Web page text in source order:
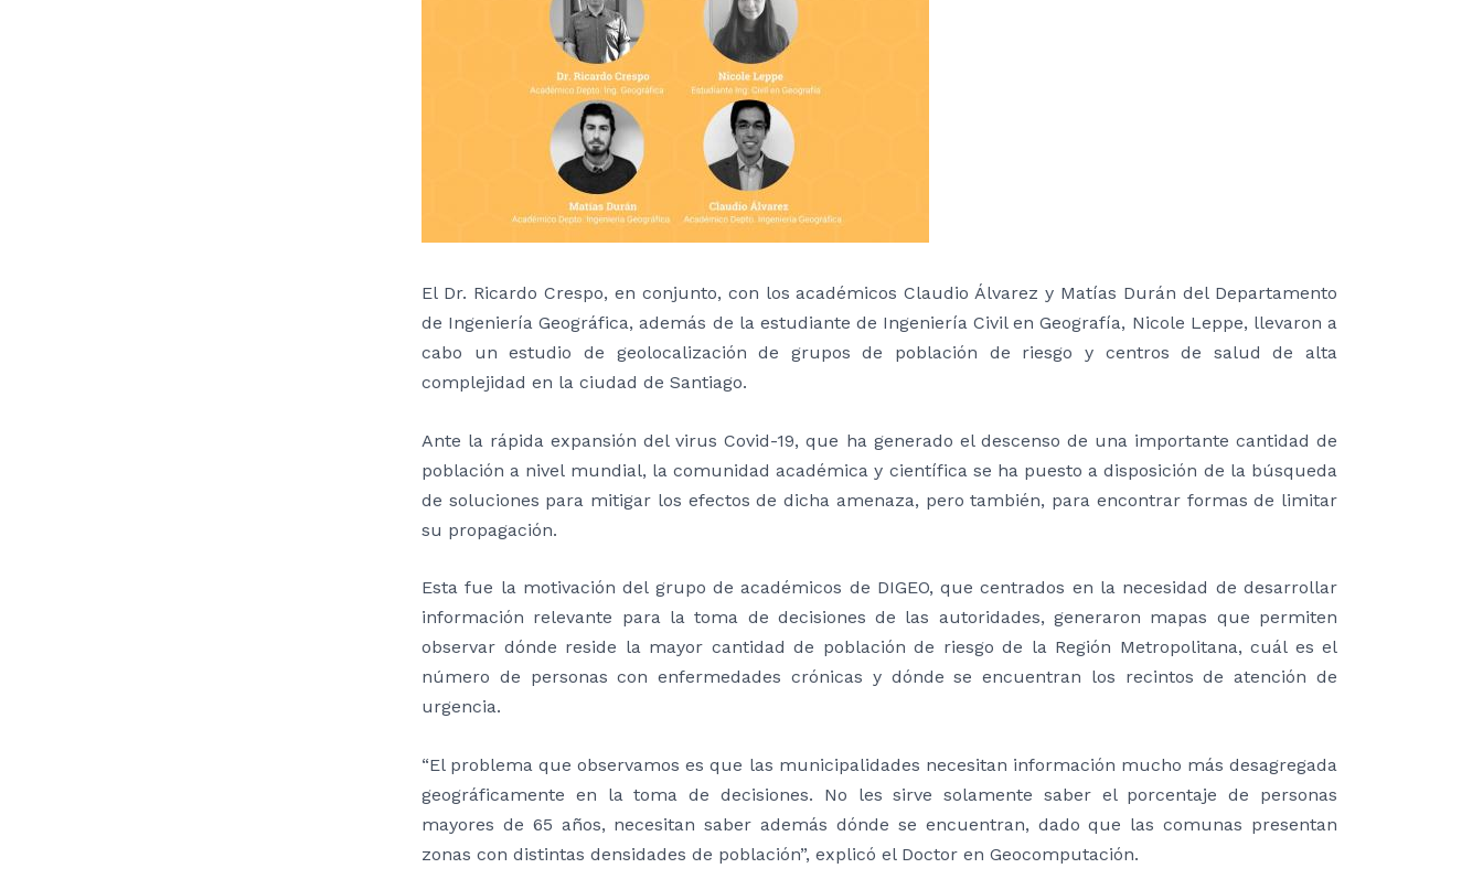
El Dr. Ricardo Crespo, en conjunto, con los académicos Claudio Álvarez y Matías Durán del Departamento
de Ingeniería Geográfica, además de la estudiante de Ingeniería Civil en Geografía, Nicole Leppe, llevaron a
cabo un estudio de geolocalización de grupos de población de riesgo y centros de salud de alta
complejidad en la ciudad de Santiago.
Ante la rápida expansión del virus Covid-19, que ha generado el descenso de una importante cantidad de
población a nivel mundial, la comunidad académica y científica se ha puesto a disposición de la búsqueda
de soluciones para mitigar los efectos de dicha amenaza, pero también, para encontrar formas de limitar
su propagación.
Esta fue la motivación del grupo de académicos de DIGEO, que centrados en la necesidad de desarrollar
información relevante para la toma de decisiones de las autoridades, generaron mapas que permiten
observar dónde reside la mayor cantidad de población de riesgo de la Región Metropolitana, cuál es el
número de personas con enfermedades crónicas y dónde se encuentran los recintos de atención de
urgencia.
“El problema que observamos es que las municipalidades necesitan información mucho más desagregada
geográficamente en la toma de decisiones. No les sirve solamente saber el porcentaje de personas
mayores de 65 años, necesitan saber además dónde se encuentran, dado que las comunas presentan
zonas con distintas densidades de población”, explicó el Doctor en Geocomputación.